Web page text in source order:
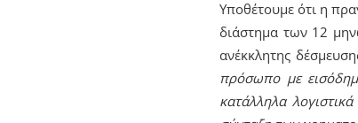
Υποθέτουμε ότι η
διάστημα των 12
ανέκκλητης
πρόσωπο με
κατάλληλα